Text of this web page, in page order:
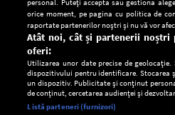
Setări:
personal. Puteți accepta sau gestiona
orice moment, pe pagina cu politica de
raportate partenerilor noștri și nu vă vor
Atât noi, cât și partenerii noștri
oferi:
Utilizarea unor date precise de
dispozitivului pentru identificare. Stocarea
un dispozitiv. Publicitate și conținut
de conținut, cercetarea audienței și
Listă parteneri (furnizori)